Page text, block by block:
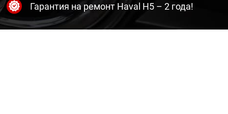
Гарантия на ремонт Haval H5 – 2 года!